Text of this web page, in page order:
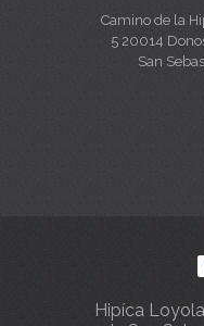
Camino de la
5 20014
San
Hipíca